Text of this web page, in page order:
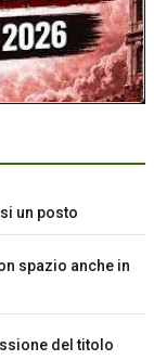
un posto
spazio anche in
del titolo